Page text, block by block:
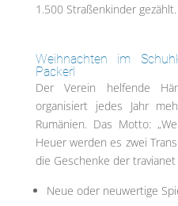
1.500 Straßenkinder gezählt.
Weihnachten im
Packerl
Der Verein helfende
organisiert jedes Jahr
Rumänien. Das Motto:
Heuer werden es zwei
die Geschenke der
Neue oder neuwertige